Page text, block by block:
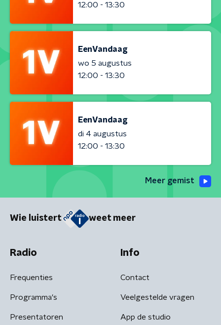
12:00 - 13:30
EenVandaag
wo 5 augustus
12:00 - 13:30
EenVandaag
di 4 augustus
12:00 - 13:30
Meer gemist
Wie luistert weet meer
Radio
Frequenties
Programma's
Presentatoren
Info
Contact
Veelgestelde vragen
App de studio